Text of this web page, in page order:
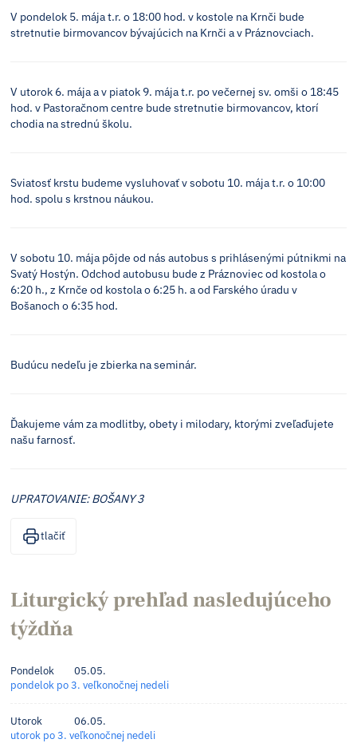
V pondelok 5. mája t.r. o 18:00 hod. v kostole na Krnči bude
stretnutie birmovancov bývajúcich na Krnči a v Práznovciach.
V utorok 6. mája a v piatok 9. mája t.r. po večernej sv. omši o 18:45
hod. v Pastoračnom centre bude stretnutie birmovancov, ktorí
chodia na strednú školu.
Sviatosť krstu budeme vysluhovať v sobotu 10. mája t.r. o 10:00
hod. spolu s krstnou náukou.
V sobotu 10. mája pôjde od nás autobus s prihlásenými pútnikmi na
Svatý Hostýn. Odchod autobusu bude z Práznoviec od kostola o
6:20 h., z Krnče od kostola o 6:25 h. a od Farského úradu v
Bošanoch o 6:35 hod.
Budúcu nedeľu je zbierka na seminár.
Ďakujeme vám za modlitby, obety i milodary, ktorými zveľaďujete
našu farnosť.
UPRATOVANIE: BOŠANY 3
tlačiť
Liturgický prehľad nasledujúceho
týždňa
Pondelok
05.05.
pondelok po 3. veľkonočnej nedeli
Utorok
06.05.
utorok po 3. veľkonočnej nedeli